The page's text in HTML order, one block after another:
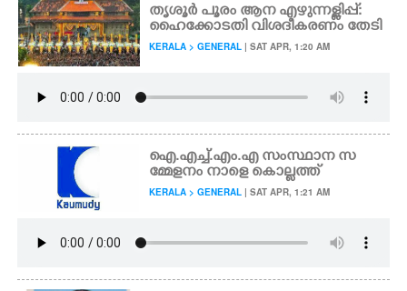
തൃശൂർ പൂരം ആന എഴുന്നള്ളിപ്പ്:
ഹൈക്കോടതി വിശദീകരണം തേടി
KERALA > GENERAL | SAT APR, 1:20 AM
ഐ.എച്ച്.എം.എ സംസ്ഥാന സ
മ്മേളനം നാളെ കൊല്ലത്ത്
KERALA > GENERAL | SAT APR, 1:21 AM